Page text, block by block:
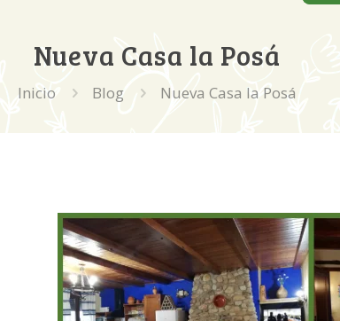
Nueva Casa la Posá
Inicio Blog Nueva Casa la Posá